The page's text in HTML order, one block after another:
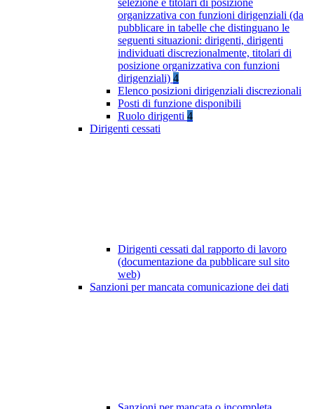
selezione e titolari di posizione
organizzativa con funzioni dirigenziali (da
pubblicare in tabelle che distinguano le
seguenti situazioni: dirigenti, dirigenti
individuati discrezionalmente, titolari di
posizione organizzativa con funzioni
dirigenziali) 4
Elenco posizioni dirigenziali discrezionali
Posti di funzione disponibili
Ruolo dirigenti 4
Dirigenti cessati
Dirigenti cessati dal rapporto di lavoro
(documentazione da pubblicare sul sito
web)
Sanzioni per mancata comunicazione dei dati